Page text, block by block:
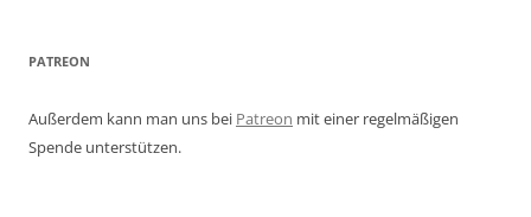
PATREON
Außerdem kann man uns bei Patreon mit einer regelmäßigen
Spende unterstützen.